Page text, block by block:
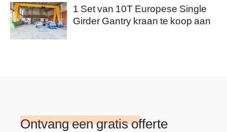
1 Set van 10T Europese Single
Girder Gantry kraan te koop aan
Ontvang een gratis offerte